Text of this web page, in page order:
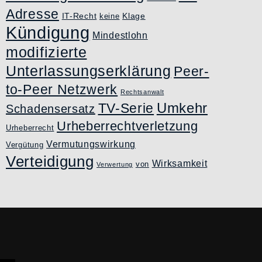
Adresse IT-Recht keine Klage
Kündigung Mindestlohn
modifizierte
Unterlassungserklärung Peer-
to-Peer Netzwerk
Rechtsanwalt
Schadensersatz TV-Serie Umkehr
Urheberrecht Urheberrechtverletzung
Vergütung Vermutungswirkung
Verteidigung Verwertung von Wirksamkeit